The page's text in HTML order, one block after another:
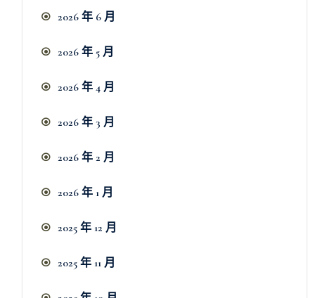
2026 年 6 月
2026 年 5 月
2026 年 4 月
2026 年 3 月
2026 年 2 月
2026 年 1 月
2025 年 12 月
2025 年 11 月